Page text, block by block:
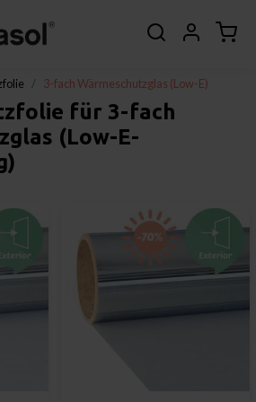
3-fach Wärmeschutzglas (Low-E)
für 3-fach
(Low-E-